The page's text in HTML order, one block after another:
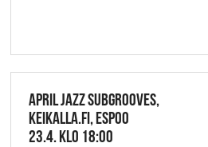
APRIL JAZZ SUBGROOVES,
KEIKALLA.FI, ESPOO
23.4. KLO 18:00